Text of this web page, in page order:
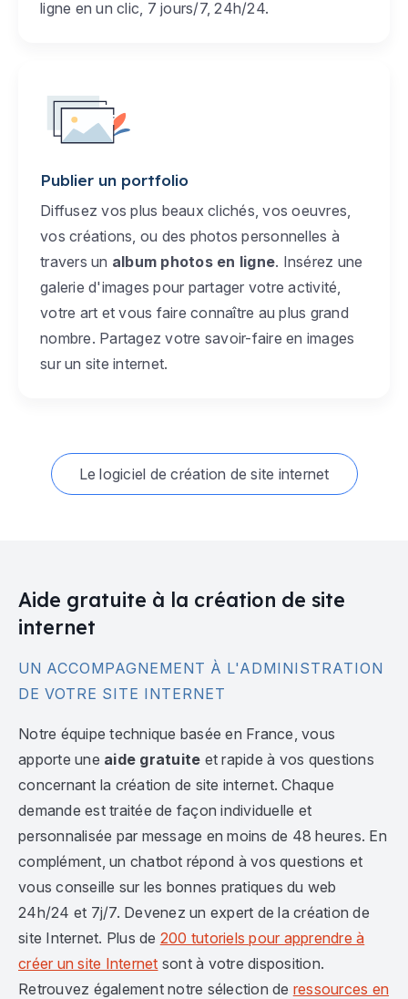
ligne en un clic, 7 jours/7, 24h/24.
Publier un portfolio
Diffusez vos plus beaux clichés, vos oeuvres,
vos créations, ou des photos personnelles à
travers un album photos en ligne. Insérez une
galerie d'images pour partager votre activité,
votre art et vous faire connaître au plus grand
nombre. Partagez votre savoir-faire en images
sur un site internet.
Le logiciel de création de site internet
Aide gratuite à la création de site
internet
UN ACCOMPAGNEMENT À L'ADMINISTRATION
DE VOTRE SITE INTERNET
Notre équipe technique basée en France, vous
apporte une aide gratuite et rapide à vos questions
concernant la création de site internet. Chaque
demande est traitée de façon individuelle et
personnalisée par message en moins de 48 heures. En
complément, un chatbot répond à vos questions et
vous conseille sur les bonnes pratiques du web
24h/24 et 7j/7. Devenez un expert de la création de
site Internet. Plus de 200 tutoriels pour apprendre à
créer un site Internet sont à votre disposition.
Retrouvez également notre sélection de ressources en